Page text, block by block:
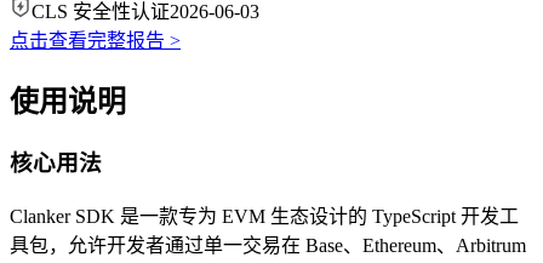
CLS 安全性认证2026-06-03
点击查看完整报告 >
使用说明
核心用法
Clanker SDK 是一款专为 EVM 生态设计的 TypeScript 开发工
具包，允许开发者通过单一交易在 Base、Ethereum、Arbitrum